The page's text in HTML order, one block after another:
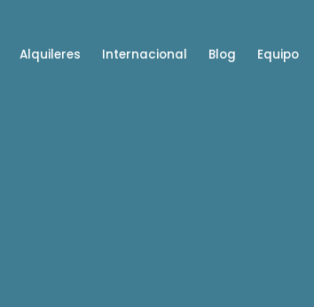
Alquileres Internacional Blog Equipo